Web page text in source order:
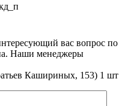
вас вопрос по
Наши менеджеры
Кашириных, 153) 1 шт